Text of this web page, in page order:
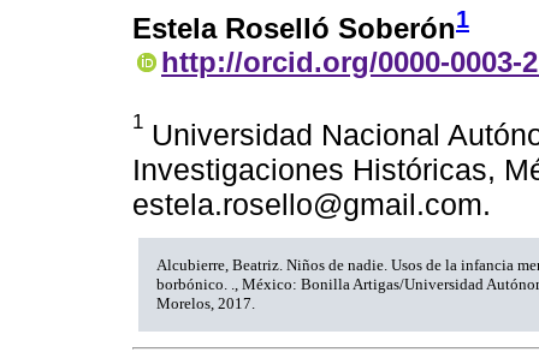
Estela Roselló Soberón1
http://orcid.org/0000-0003-
1 Universidad Nacional
Investigaciones Históricas,
estela.rosello@gmail.com.
Alcubierre, Beatriz. Niños de nadie. Usos de la infancia
borbónico. ., México: Bonilla Artigas/Universidad
Morelos, 2017.